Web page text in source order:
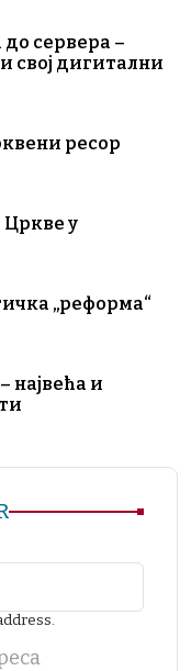
сервера –
свој дигитални
ресор
Цркве у
„реформа“
највећа и